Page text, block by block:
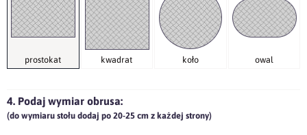
prostokat kwadrat koło owal
4. Podaj wymiar obrusa:
(do wymiaru stołu dodaj po 20-25 cm z każdej strony)